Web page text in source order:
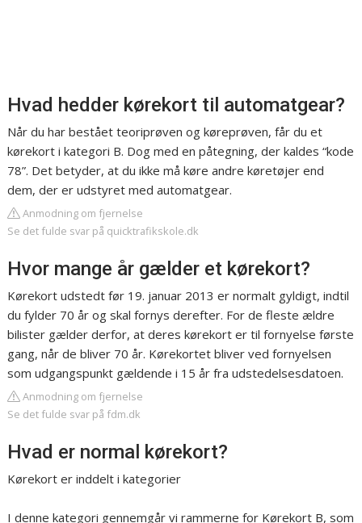
Hvad hedder kørekort til automatgear?
Når du har bestået teoriprøven og køreprøven, får du et
kørekort i kategori B. Dog med en påtegning, der kaldes “kode
78”. Det betyder, at du ikke må køre andre køretøjer end
dem, der er udstyret med automatgear.
Anmodning om fjernelse
Se det fulde svar på quicktrafikskole.dk
Hvor mange år gælder et kørekort?
Kørekort udstedt før 19. januar 2013 er normalt gyldigt, indtil
du fylder 70 år og skal fornys derefter. For de fleste ældre
bilister gælder derfor, at deres kørekort er til fornyelse første
gang, når de bliver 70 år. Kørekortet bliver ved fornyelsen
som udgangspunkt gældende i 15 år fra udstedelsesdatoen.
Anmodning om fjernelse
Se det fulde svar på fdm.dk
Hvad er normal kørekort?
Kørekort er inddelt i kategorier
I denne kategori gennemgår vi rammerne for Kørekort B, som